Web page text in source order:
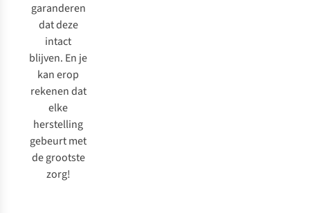
garanderen
dat deze
intact
blijven. En je
kan erop
rekenen dat
elke
herstelling
gebeurt met
de grootste
zorg!